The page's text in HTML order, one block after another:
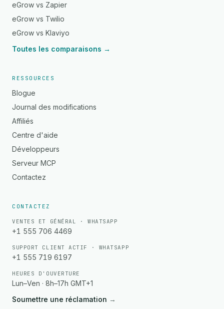
eGrow vs Zapier
eGrow vs Twilio
eGrow vs Klaviyo
Toutes les comparaisons →
RESSOURCES
Blogue
Journal des modifications
Affiliés
Centre d'aide
Développeurs
Serveur MCP
Contactez
CONTACTEZ
VENTES ET GÉNÉRAL · WHATSAPP
+1 555 706 4469
SUPPORT CLIENT ACTIF · WHATSAPP
+1 555 719 6197
HEURES D'OUVERTURE
Lun–Ven · 8h–17h GMT+1
Soumettre une réclamation →